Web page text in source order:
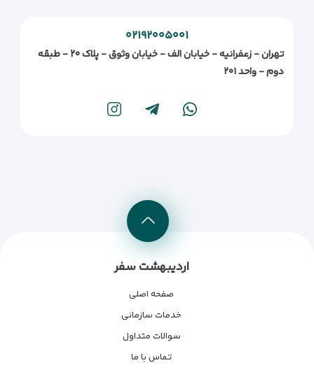
۰۲۱۹۲۰۰۵۰۰۱
تهران - زعفرانیه - خیابان الف - خیابان وثوق - پلاک ۲۰ - طبقه
دوم - واحد ۲۰۱
اردیبهشت سفر
صفحه اصلی
خدمات سازمانی
سوالات متداول
تماس با ما